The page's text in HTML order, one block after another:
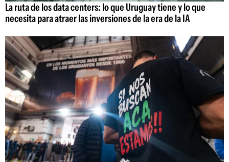
La ruta de los data centers: lo que Uruguay tiene y lo que
necesita para atraer las inversiones de la era de la IA